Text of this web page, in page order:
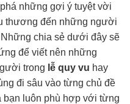
những gợi ý tuyệt vời
thương đến những người
chia sẻ dưới đây sẽ
để viết nên những
trong lễ quy vu hay
đi sâu vào từng chủ đề
bạn luôn phù hợp với từng